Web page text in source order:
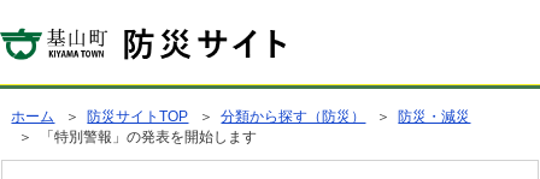
ホーム ＞ 防災サイトTOP ＞分類から探す（防災） ＞ 防災・減災
＞ 「特別警報」の発表を開始します